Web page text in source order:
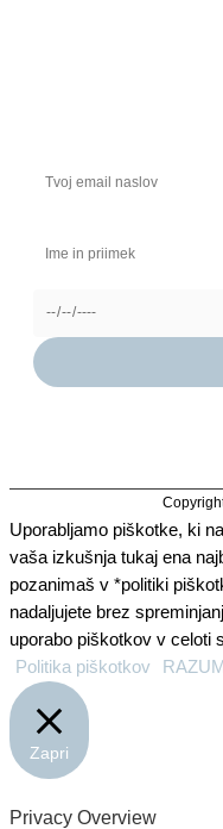
Uporabljamo piškotke, ki
vaša izkušnja tukaj ena
pozanimaš v *politiki
nadaljujete brez
uporabo piškotkov v celoti
Politika piškotkov
Zapri
Privacy Overview